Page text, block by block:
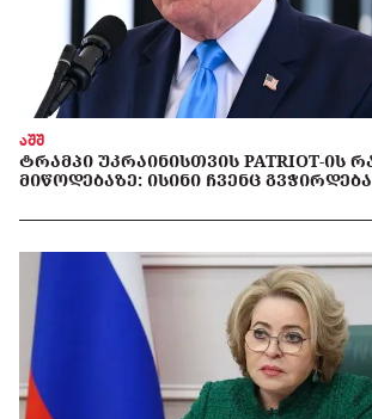
აშშ
ᲢᲠᲐᲛᲞᲘ ᲣᲙᲠᲐᲘᲜᲘᲡᲗᲕᲘᲡ PATRIOT-ᲘᲡ
ᲛᲘᲬᲝᲓᲔᲑᲐᲖᲔ: ᲘᲡᲘᲜᲘ ᲩᲕᲔᲜᲪ ᲒᲕᲭᲘᲠᲓᲔᲑᲐ